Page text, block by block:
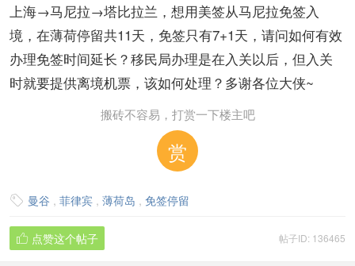
上海→马尼拉→塔比拉兰，想用美签从马尼拉免签入
境，在薄荷停留共11天，免签只有7+1天，请问如何有效
办理免签时间延长？移民局办理是在入关以后，但入关
时就要提供离境机票，该如何处理？多谢各位大侠~
搬砖不容易，打赏一下楼主吧
赏
 曼谷 , 菲律宾 , 薄荷岛 , 免签停留
帖子ID: 136465
 点赞这个帖子